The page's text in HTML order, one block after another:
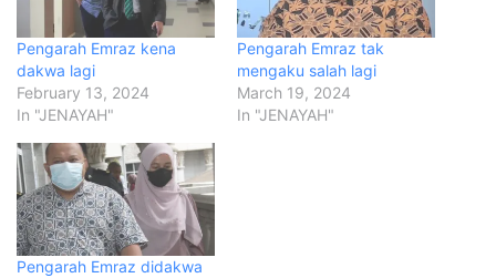
Pengarah Emraz kena
dakwa lagi
February 13, 2024
In "JENAYAH"
Pengarah Emraz tak
mengaku salah lagi
March 19, 2024
In "JENAYAH"
Pengarah Emraz didakwa